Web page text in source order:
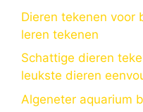
Dieren tekenen voor
leren tekenen
Schattige dieren
leukste dieren
Algeneter aquarium